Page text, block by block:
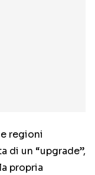
regioni
di un “upgrade”,
propria